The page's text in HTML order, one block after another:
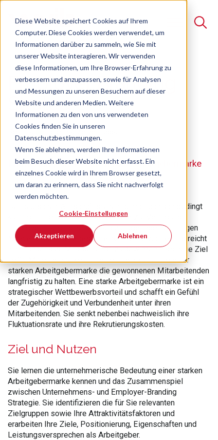
Diese Website speichert Cookies auf Ihrem
Computer. Diese Cookies werden verwendet, um
Informationen darüber zu sammeln, wie Sie mit
unserer Website interagieren. Wir verwenden
diese Informationen, um Ihre Browser-Erfahrung zu
verbessern und anzupassen, sowie für Analysen
und Messungen zu unseren Besuchern auf dieser
Website und anderen Medien. Weitere
Informationen zu den von uns verwendeten
Cookies finden Sie in unseren
Datenschutzbestimmungen.
Wenn Sie ablehnen, werden Ihre Informationen
beim Besuch dieser Website nicht erfasst. Ein
einzelnes Cookie wird in Ihrem Browser gesetzt,
um daran zu erinnern, dass Sie nicht nachverfolgt
werden möchten.
Cookie-Einstellungen
Akzeptieren Ablehnen
Suche
Es gibt keine Vorschläge, da das Suchfeld leer ist.
Employer Branding
Strategie
Seminar Freie Plätze verfügbar
Entwicklung einer starken B2B Arbeitgebermarke
Der deutschen Wirtschaft stehen demographisch bedingt
künftig immer weniger Arbeitskräfte zur Verfügung.
Employer Branding ist deshalb zur überlebenswichtigen
Notwendigkeit für jedes Unternehmen geworden. Es reicht
nicht länger aus, Mitarbeitende zu gewinnen. Das neue Ziel
heißt: Mit einer starken Unternehmenskultur und einer
starken Arbeitgebermarke die gewonnenen Mitarbeitenden
langfristig zu halten. Eine starke Arbeitgebermarke ist ein
strategischer Wettbewerbsvorteil und schafft ein Gefühl
der Zugehörigkeit und Verbundenheit unter ihren
Mitarbeitenden. Sie senkt nebenbei nachweislich ihre
Fluktuationsrate und ihre Rekrutierungskosten.
Ziel und Nutzen
Sie lernen die unternehmerische Bedeutung einer starken
Arbeitgebermarke kennen und das Zusammenspiel
zwischen Unternehmens- und Employer-Branding
Strategie. Sie identifizieren die für Sie relevanten
Zielgruppen sowie Ihre Attraktivitätsfaktoren und
erarbeiten Ihre Ziele, Positionierung, Eigenschaften und
Leistungsversprechen als Arbeitgeber.